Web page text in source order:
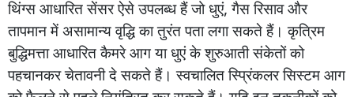
थिंग्सआधारितसेंसरऐसेउपलब्धहैंजोधुएं,गैसरिसावऔर
तापमानमेंअसामान्यवृद्धिकातुरंतपतालगासकतेहैं। कृत्रिम
बुद्धिमत्ताआधारितकैमरेआगयाधुएंकेशुरुआतीसंकेतोंको
पहचानकरचेतावनीदेसकतेहैं। स्वचालितस्प्रिंकलरसिस्टमआग